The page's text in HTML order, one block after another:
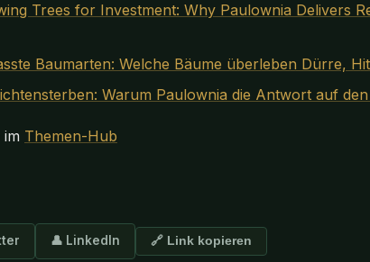
Trees for Investment: Why Paulownia Delivers
Baumarten: Welche Bäume überleben Dürre,
Warum Paulownia die Antwort auf
Themen-Hub
👤 LinkedIn 🔗 Link kopieren